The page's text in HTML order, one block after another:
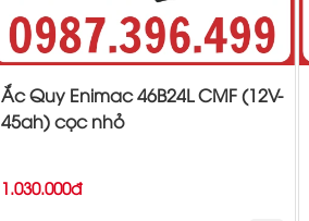
Ắc Quy Enimac 46B24L CMF (12V-
45ah) cọc nhỏ
1.030.000đ